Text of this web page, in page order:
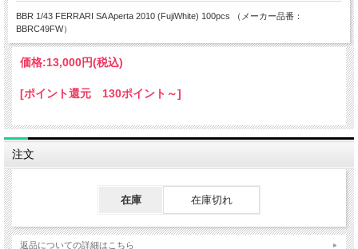
BBR 1/43 FERRARI SA Aperta 2010 (FujiWhite) 100pcs （メーカー品番：
BBRC49FW）
価格:13,000円(税込)
[ポイント還元 130ポイント～]
注文
在庫 在庫切れ
返品についての詳細はこちら